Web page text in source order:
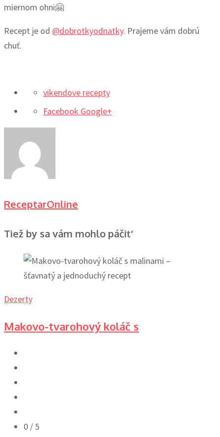
miernom ohni🤗
Recept je od @dobrotkyodnatky. Prajeme vám dobrú
chuť.
vikendove recepty
Facebook Google+
ReceptarOnline
Tiež by sa vám mohlo páčiť
Dezerty
Makovo-tvarohový koláč s
0 / 5